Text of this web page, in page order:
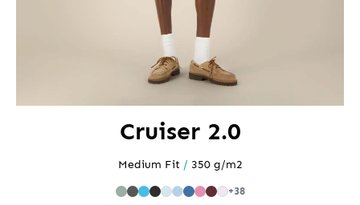
Cruiser 2.0
Medium Fit / 350 g/m2
+38